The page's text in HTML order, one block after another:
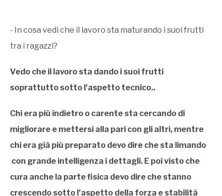
- In cosa vedi che il lavoro sta maturando i suoi frutti
tra i ragazzi?
Vedo che il lavoro sta dando i suoi frutti
soprattutto sotto l'aspetto tecnico..
Chi era più indietro o carente sta cercando di
migliorare e mettersi alla pari con gli altri, mentre
chi era già più preparato devo dire che sta limando
con grande intelligenza i dettagli. E poi visto che
cura anche la parte fisica devo dire che stanno
crescendo sotto l'aspetto della forza e stabilità